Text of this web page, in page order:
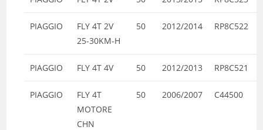
PIAGGIO
FLY 4T 2V
25-30KM-H
50 2012/2014 RP8C522
PIAGGIO FLY 4T 4V 50 2012/2013 RP8C521
PIAGGIO
FLY 4T
MOTORE
CHN
50 2006/2007 C44500